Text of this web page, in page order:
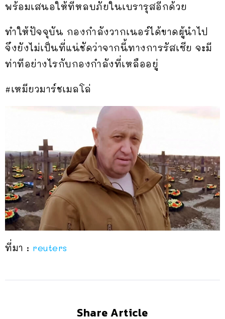
พร้อมเสนอให้ที่หลบภัยในเบรารุสอีกด้วย
ทำให้ปัจจุบัน กองกำลังวากเนอร์ได้ขาดผู้นำไป
จึงยังไม่เป็นที่แน่ชัดว่าจากนี้ทางการรัสเซีย จะมี
ท่าทีอย่างไรกับกองกำลังที่เหลืออยู่
#เหมียวมาร์ชเมลโล่
ที่มา : reuters
Share Article